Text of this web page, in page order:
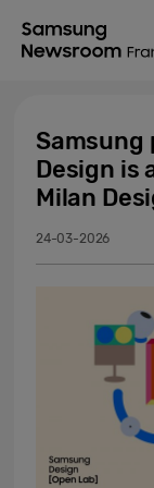
Samsung
Design is
Milan
24-03-2026